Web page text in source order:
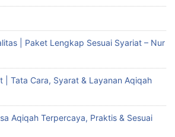
| Paket Lengkap Sesuai Syariat – Nur
| Tata Cara, Syarat & Layanan Aqiqah
Aqiqah Terpercaya, Praktis & Sesuai